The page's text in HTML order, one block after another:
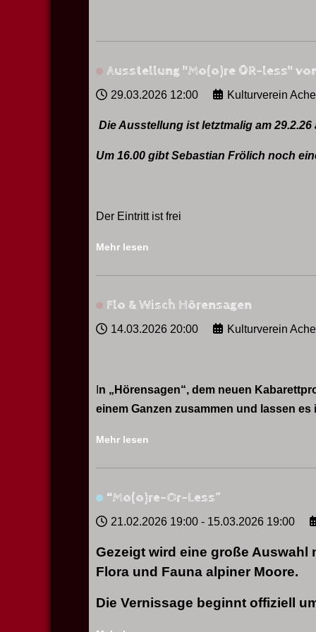
Ausstellung "Mo(o)re 0R-less"
29.03.2026 12:00 Kulturverein
Die Ausstellung ist letztmalig am
Um 16.00 gibt Sebastian Frölich noch
Der Eintritt ist frei
Mehr lesen
Flo & Wisch Hörensagen
14.03.2026 20:00 Kulturverein
n „Hörensagen“, dem neuen
einem Ganzen zusammen und lassen
Mehr lesen
“Mo(o)re-Or-Less”
21.02.2026 19:00 - 15.03.2026 19:00
Gezeigt wird eine große
Flora und Fauna alpiner Moore.
Die Vernissage beginnt offiziell